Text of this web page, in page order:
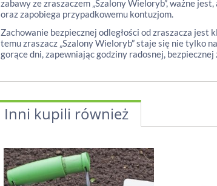
zabawy ze zraszaczem „Szalony Wieloryb”, ważne
oraz zapobiega przypadkowemu kontuzjom.
Zachowanie bezpiecznej odległości od zraszacza jest
temu zraszacz „Szalony Wieloryb” staje się nie tylko
gorące dni, zapewniając godziny radosnej,
Inni kupili również